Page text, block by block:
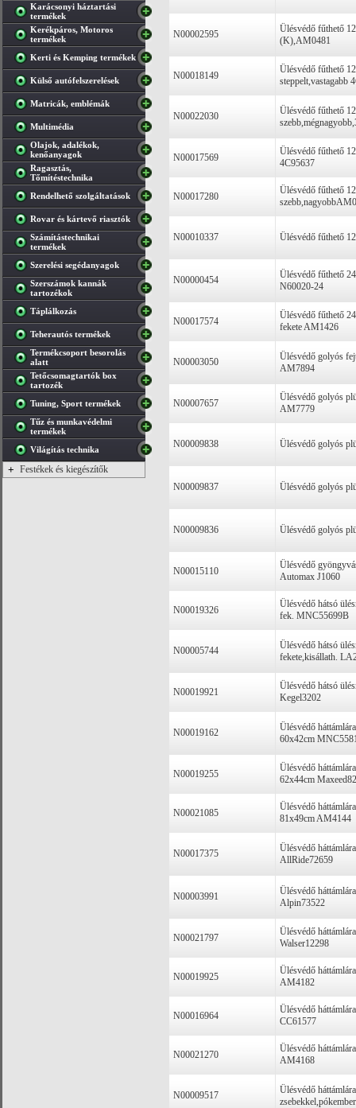
Karácsonyi háztartási
termékek
Kerékpáros, Motoros
termékek
Kerti és Kemping termékek
Külső autófelszerelések
Matricák, emblémák
Multimédia
Olajok, adalékok,
kenőanyagok
Ragasztás,
Tőmítéstechnika
Rendelhető szolgáltatások
Rovar és kártevő riasztók
Számítástechnikai
termékek
Szerelési segédanyagok
Szerszámok kannák
tartozékok
Táplálkozás
Teherautós termékek
Termékcsoport besorolás
alatt
Tetőcsomagtartók box
tartozék
Tuning, Sport termékek
Tűz és munkavédelmi
termékek
Világítás technika
+ Festékek és kiegészítők
N00002595
Ülésvédő fűthető
(K),AM0481
N00018149
Ülésvédő fűthető
steppelt,vastagabb
N00022030
Ülésvédő fűthető
N00017569
Ülésvédő fűthető
4C95637
N00017280
Ülésvédő fűthető
N00010337 Ülésvédő fűthető
N00000454
Ülésvédő fűthető
N60020-24
N00017574
Ülésvédő fűthető
fekete AM1426
N00003050
Ülésvédő golyós
AM7894
N00007657
Ülésvédő golyós
AM7779
N00009838 Ülésvédő golyós
N00009837 Ülésvédő golyós
N00009836 Ülésvédő golyós
N00015110
Ülésvédő
Automax J1060
N00019326
Ülésvédő hátsó
fek. MNC55699B
N00005744
Ülésvédő hátsó
fekete,kisállath.
N00019921
Ülésvédő hátsó
Kegel3202
N00019162
Ülésvédő
60x42cm
N00019255
Ülésvédő
62x44cm
N00021085
Ülésvédő
81x49cm AM4144
N00017375
Ülésvédő
AllRide72659
N00003991
Ülésvédő
Alpin73522
N00021797
Ülésvédő
Walser12298
N00019925
Ülésvédő
AM4182
N00016964
Ülésvédő
CC61577
N00021270
Ülésvédő
AM4168
N00009517
Ülésvédő